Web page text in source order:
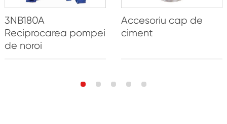
3NB180A
Reciprocarea pompei
de noroi
Accesoriu cap de
ciment